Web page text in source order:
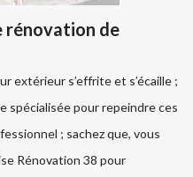
rénovation de
extérieur s’effrite et s’écaille ;
spécialisée pour repeindre ces
; sachez que, vous
Rénovation 38 pour